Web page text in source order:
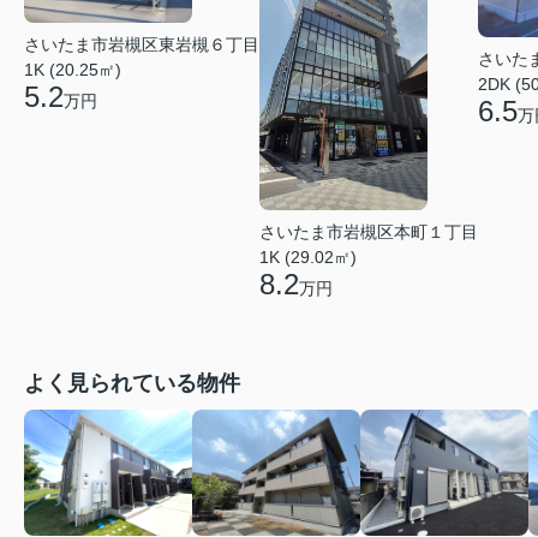
さいたま市岩槻区東岩槻６丁目
1K (20.25㎡)
5.2万円
さいたま市岩槻区本町１丁目
1K (29.02㎡)
8.2万円
さいた
2DK
6.5万
よく見られている物件